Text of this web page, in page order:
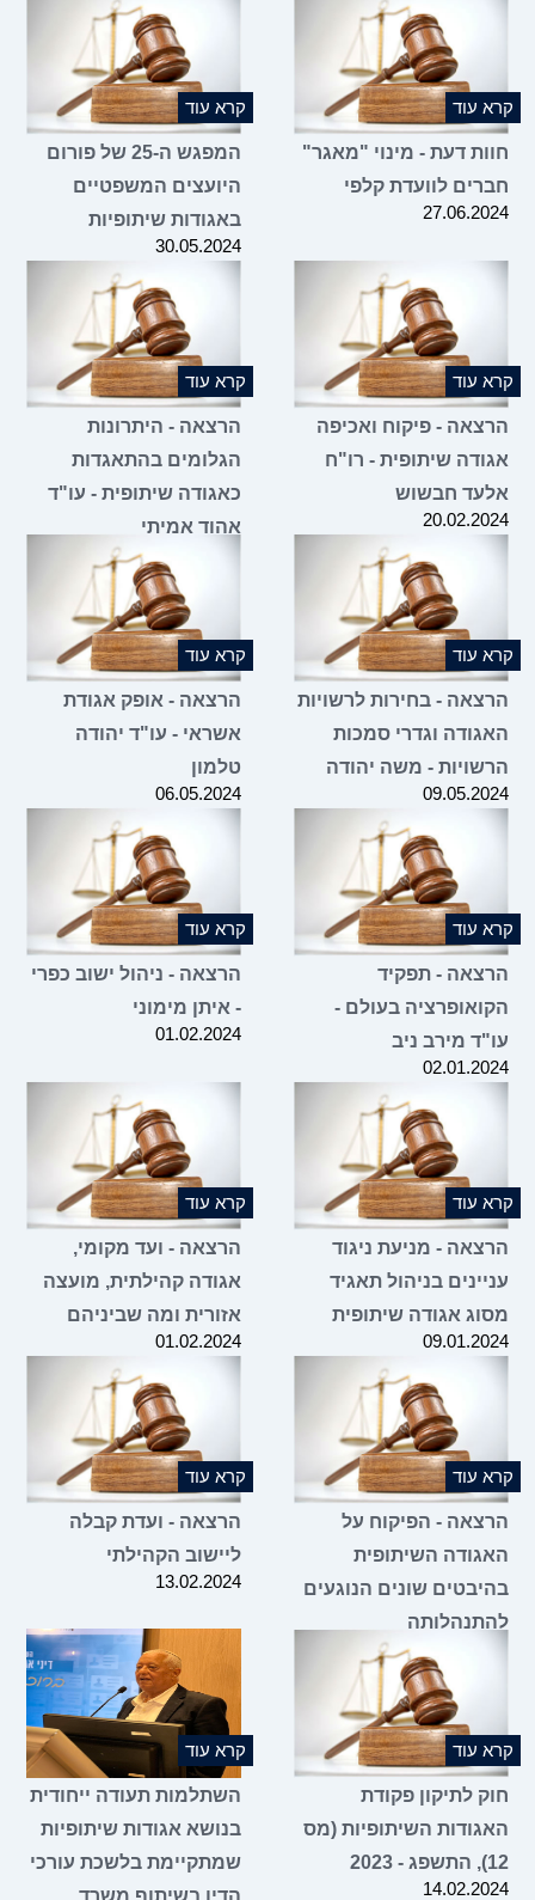
קרא עוד
חוות דעת - מינוי "מאגר"
חברים לוועדת קלפי
27.06.2024
קרא עוד
המפגש ה-25 של פורום
היועצים המשפטיים
באגודות שיתופיות
30.05.2024
קרא עוד
הרצאה - פיקוח ואכיפה
אגודה שיתופית - רו"ח
אלעד חבשוש
20.02.2024
קרא עוד
הרצאה - היתרונות
הגלומים בהתאגדות
כאגודה שיתופית - עו"ד
אהוד אמיתי
קרא עוד
הרצאה - בחירות לרשויות
האגודה וגדרי סמכות
הרשויות - משה יהודה
09.05.2024
קרא עוד
הרצאה - אופק אגודת
אשראי - עו"ד יהודה
טלמון
06.05.2024
קרא עוד
הרצאה - תפקיד
הקואופרציה בעולם -
עו"ד מירב ניב
02.01.2024
קרא עוד
הרצאה - ניהול ישוב כפרי
- איתן מימוני
01.02.2024
קרא עוד
הרצאה - מניעת ניגוד
עניינים בניהול תאגיד
מסוג אגודה שיתופית
09.01.2024
קרא עוד
הרצאה - ועד מקומי,
אגודה קהילתית, מועצה
אזורית ומה שביניהם
01.02.2024
קרא עוד
הרצאה - הפיקוח על
האגודה השיתופית
בהיבטים שונים הנוגעים
להתנהלותה
קרא עוד
הרצאה - ועדת קבלה
ליישוב הקהילתי
13.02.2024
קרא עוד
חוק לתיקון פקודת
האגודות השיתופיות (מס
12), התשפג - 2023
14.02.2024
קרא עוד
השתלמות תעודה ייחודית
בנושא אגודות שיתופיות
שמתקיימת בלשכת עורכי
הדין בשיתוף משרד